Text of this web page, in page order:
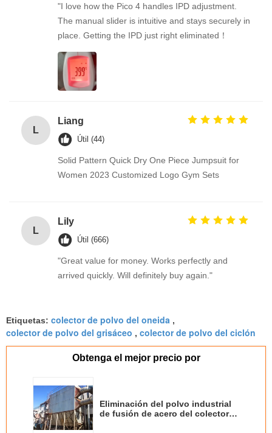
"I love how the Pico 4 handles IPD adjustment.
The manual slider is intuitive and stays securely in
place. Getting the IPD just right eliminated！
L
Liang
Útil (44)
Solid Pattern Quick Dry One Piece Jumpsuit for
Women 2023 Customized Logo Gym Sets
L
Lily
Útil (666)
"Great value for money. Works perfectly and
arrived quickly. Will definitely buy again."
Etiquetas: colector de polvo del oneida ,
colector de polvo del grisáceo , colector de polvo del ciclón
Obtenga el mejor precio por
Eliminación del polvo industrial
de fusión de acero del colector